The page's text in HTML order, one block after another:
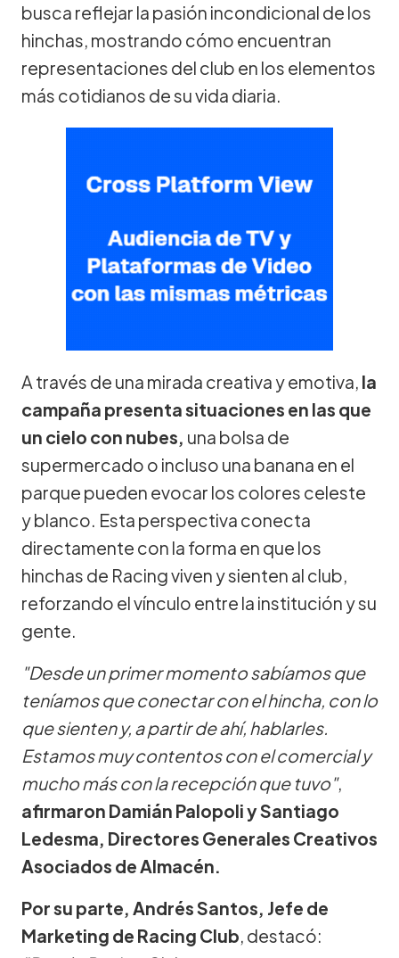
busca reflejar la pasión incondicional de los
hinchas, mostrando cómo encuentran
representaciones del club en los elementos
más cotidianos de su vida diaria.
A través de una mirada creativa y emotiva, la
campaña presenta situaciones en las que
un cielo con nubes, una bolsa de
supermercado o incluso una banana en el
parque pueden evocar los colores celeste
y blanco. Esta perspectiva conecta
directamente con la forma en que los
hinchas de Racing viven y sienten al club,
reforzando el vínculo entre la institución y su
gente.
"Desde un primer momento sabíamos que
teníamos que conectar con el hincha, con lo
que sienten y, a partir de ahí, hablarles.
Estamos muy contentos con el comercial y
mucho más con la recepción que tuvo",
afirmaron Damián Palopoli y Santiago
Ledesma, Directores Generales Creativos
Asociados de Almacén.
Por su parte, Andrés Santos, Jefe de
Marketing de Racing Club, destacó: